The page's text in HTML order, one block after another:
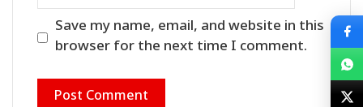
Save my name, email, and website in this
browser for the next time I comment.